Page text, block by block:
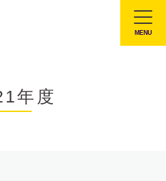
MENU
年度